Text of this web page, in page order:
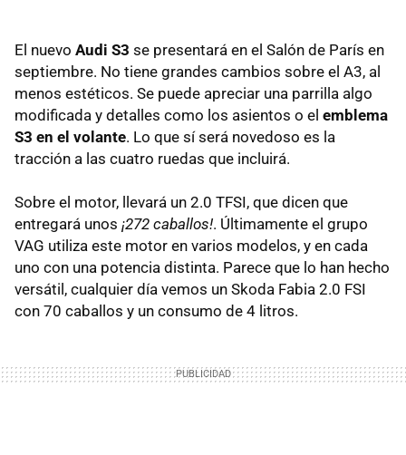
El nuevo Audi S3 se presentará en el Salón de París en
septiembre. No tiene grandes cambios sobre el A3, al
menos estéticos. Se puede apreciar una parrilla algo
modificada y detalles como los asientos o el emblema
S3 en el volante. Lo que sí será novedoso es la
tracción a las cuatro ruedas que incluirá.
Sobre el motor, llevará un 2.0 TFSI, que dicen que
entregará unos ¡272 caballos!. Últimamente el grupo
VAG utiliza este motor en varios modelos, y en cada
uno con una potencia distinta. Parece que lo han hecho
versátil, cualquier día vemos un Skoda Fabia 2.0 FSI
con 70 caballos y un consumo de 4 litros.